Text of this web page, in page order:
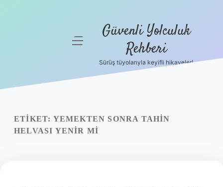
Yasal Uyarı
menüyü Güvenli Yolculuk
Rehberi
Sürüş tüyolarıyla keyifli hikayeler!
ETIKET: YEMEKTEN SONRA TAHIN
HELVASI YENIR MI